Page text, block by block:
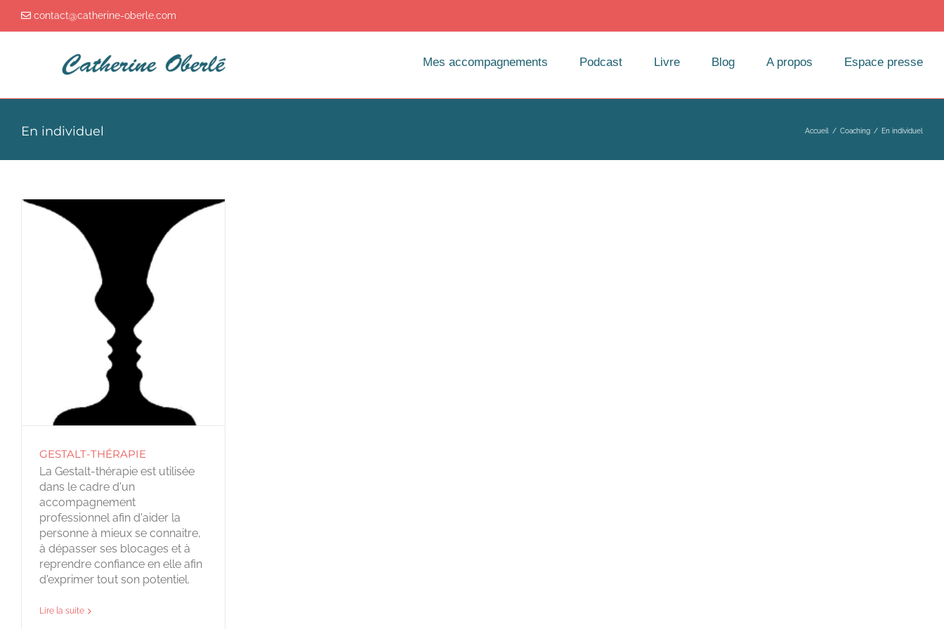
contact@catherine-oberle.com
Mes accompagnements Podcast Livre Blog A propos Espace presse
En individuel Accueil / Coaching / En individuel
GESTALT-THÉRAPIE
La Gestalt-thérapie est utilisée
dans le cadre d'un
accompagnement
professionnel afin d'aider la
personne à mieux se connaitre,
à dépasser ses blocages et à
reprendre confiance en elle afin
d'exprimer tout son potentiel.
Lire la suite